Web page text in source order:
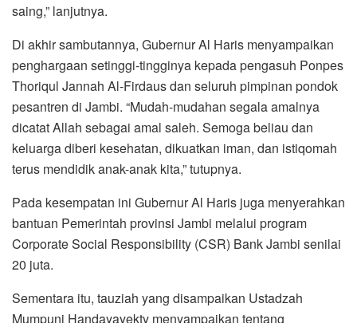
saing,” lanjutnya.
Di akhir sambutannya, Gubernur Al Haris menyampaikan
penghargaan setinggi-tingginya kepada pengasuh Ponpes
Thoriqul Jannah Al-Firdaus dan seluruh pimpinan pondok
pesantren di Jambi. “Mudah-mudahan segala amalnya
dicatat Allah sebagai amal saleh. Semoga beliau dan
keluarga diberi kesehatan, dikuatkan iman, dan istiqomah
terus mendidik anak-anak kita,” tutupnya.
Pada kesempatan ini Gubernur Al Haris juga menyerahkan
bantuan Pemerintah provinsi Jambi melalui program
Corporate Social Responsibility (CSR) Bank Jambi senilai
20 juta.
Sementara itu, tauziah yang disampaikan Ustadzah
Mumpuni Handayayekty menyampaikan tentang